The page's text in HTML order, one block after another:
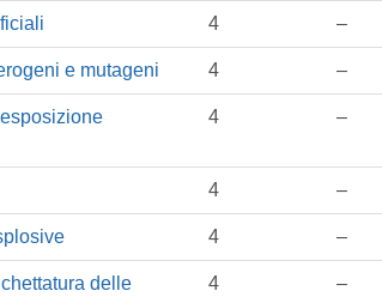
4 –
e mutageni 4 –
4 –
4 –
4 –
delle
4 –